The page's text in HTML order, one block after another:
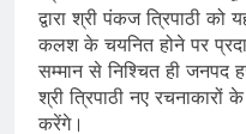
द्वारा श्री पंकज त्रिपाठी को
कलश के चयनित होने पर
सम्मान से निश्चित ही जनपद
श्री त्रिपाठी नए
करेंगे।